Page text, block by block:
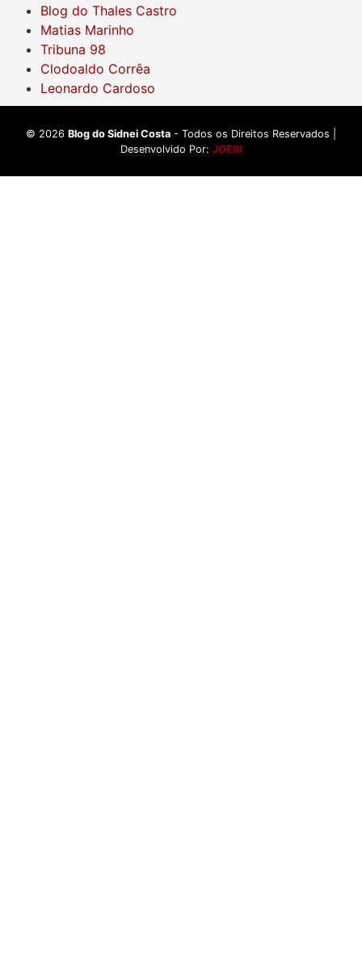
Blog do Thales Castro
Matias Marinho
Tribuna 98
Clodoaldo Corrêa
Leonardo Cardoso
© 2026 Blog do Sidnei Costa - Todos os Direitos Reservados |
Desenvolvido Por: JOERI